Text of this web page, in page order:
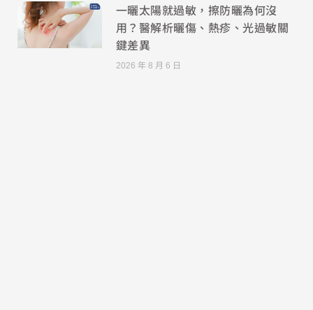
一曬太陽就過敏，擦防曬為何沒
用？醫解析曬傷、熱疹、光過敏關
鍵差異
2026 年 8 月 6 日